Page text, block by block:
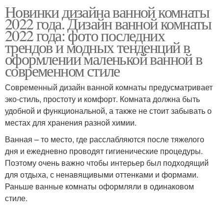
Новинки дизайна ванной комнаты
2022 года. Дизайн ванной комнаты
2022 года: фото последних
трендов и модных тенденций в
оформлении маленькой ванной в
современном стиле
Современный дизайн ванной комнаты предусматривает
эко-стиль, простоту и комфорт. Комната должна быть
удобной и функциональной, а также не стоит забывать о
местах для хранения разной химии.
Ванная – то место, где расслабляются после тяжелого
дня и ежедневно проводят гигиенические процедуры.
Поэтому очень важно чтобы интерьер был подходящий
для отдыха, с ненавящивыми оттенками и формами.
Раньше ванные комнаты оформляли в одинаковом
стиле.